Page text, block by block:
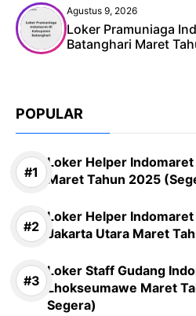
Agustus 9, 2026
Loker Pramuniaga
Batanghari Maret
POPULAR
Loker Helper
Maret Tahun 2025
Loker Helper
Jakarta Utara Maret
Loker Staff Gudang
Lhokseumawe Maret
Segera)